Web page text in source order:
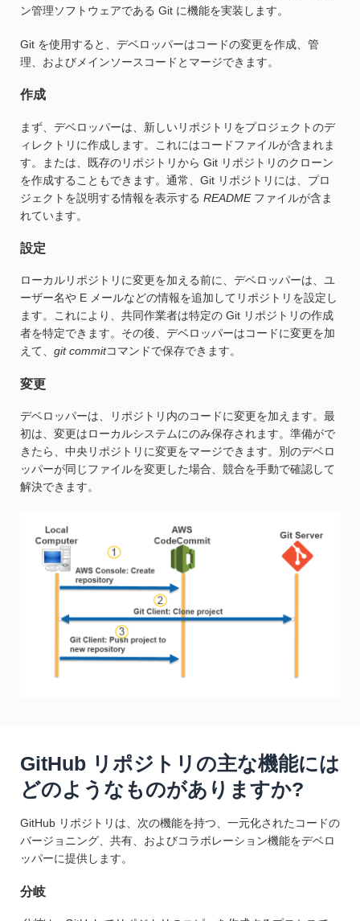
ン管理ソフトウェアである Git に機能を実装します。
Git を使用すると、デベロッパーはコードの変更を作成、管
理、およびメインソースコードとマージできます。
作成
まず、デベロッパーは、新しいリポジトリをプロジェクトのデ
ィレクトリに作成します。これにはコードファイルが含まれま
す。または、既存のリポジトリから Git リポジトリのクローン
を作成することもできます。通常、Git リポジトリには、プロ
ジェクトを説明する情報を表示する READMEファイルが含ま
れています。
設定
ローカルリポジトリに変更を加える前に、デベロッパーは、ユ
ーザー名や E メールなどの情報を追加してリポジトリを設定し
ます。これにより、共同作業者は特定の Git リポジトリの作成
者を特定できます。その後、デベロッパーはコードに変更を加
えて、 git commitコマンドで保存できます。
変更
デベロッパーは、リポジトリ内のコードに変更を加えます。最
初は、変更はローカルシステムにのみ保存されます。準備がで
きたら、中央リポジトリに変更をマージできます。別のデベロ
ッパーが同じファイルを変更した場合、競合を手動で確認して
解決できます。
GitHub リポジトリの主な機能には
どのようなものがありますか?
GitHub リポジトリは、次の機能を持つ、一元化されたコードの
バージョニング、共有、およびコラボレーション機能をデベロ
ッパーに提供します。
分岐